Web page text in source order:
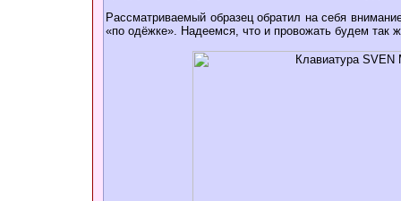
Рассматриваемый образец обратил на себя
«по одёжке». Надеемся, что и провожать будем так